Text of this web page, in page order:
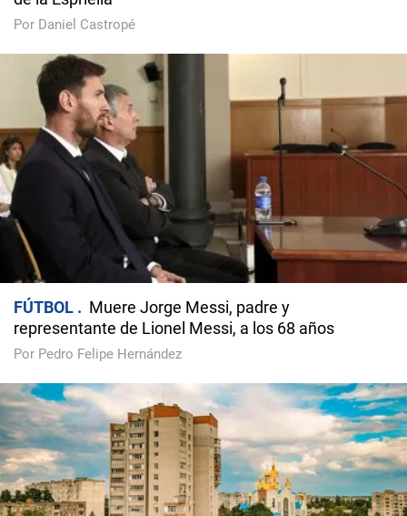
Por Daniel Castropé
FÚTBOL
Muere Jorge Messi, padre y
representante de Lionel Messi, a los 68 años
Por Pedro Felipe Hernández